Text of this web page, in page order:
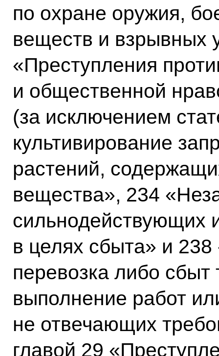
по охране оружия,
веществ и взрывных
«Преступления
и общественной
(за исключением
культивирование
растений,
вещества», 234
сильнодействующих
в целях сбыта» и
перевозка либо сбыт
выполнение работ
не отвечающих
главой 29